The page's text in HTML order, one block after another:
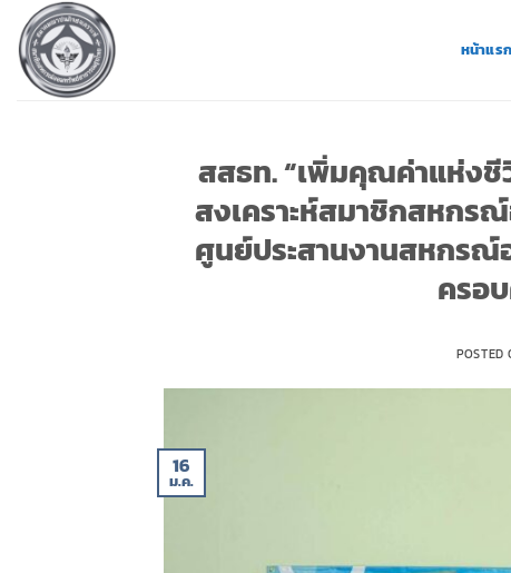
ยัง
เนื้อหา
หน้าแรก
สสธท. “เพิ่มคุณค่าแห่ง
สงเคราะห์สมาชิกสหกร
ศูนย์ประสานงานสหกรณ์
ครอ
POSTED
16
ม.ค.